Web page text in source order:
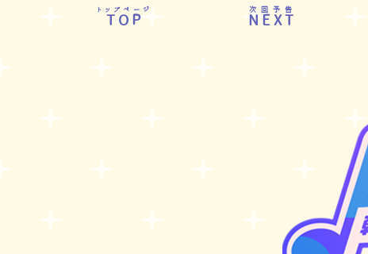
TOP
トップページ
NEXT
次回予告